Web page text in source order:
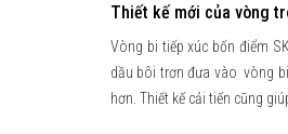
Thiết kế mới của vòng
Vòng bi tiếp xúc bốn điểm
dầu bôi trơn đưa vào vòng
hơn. Thiết kế cải tiến cũng